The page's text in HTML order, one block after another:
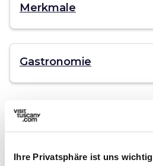
Ihre Privatsphäre ist uns wichtig
Merkmale
Gastronomie
category
place
Herkunft